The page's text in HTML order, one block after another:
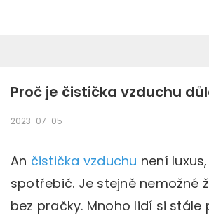
Proč je čistička vzduchu
2023-07-05
An čistička vzduchu není
spotřebič. Je stejně nemožné
bez pračky. Mnoho lidí si stále